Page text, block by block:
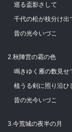
巡る盃影さして
千代の松が枝分け出
昔の光今いづこ
2.秋陣営の霜の色
鳴きゆく雁の数見せ
植うる剣に照り沿ひ
昔の光今いづこ
3.今荒城の夜半の月